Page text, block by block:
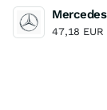
47,18 EUR